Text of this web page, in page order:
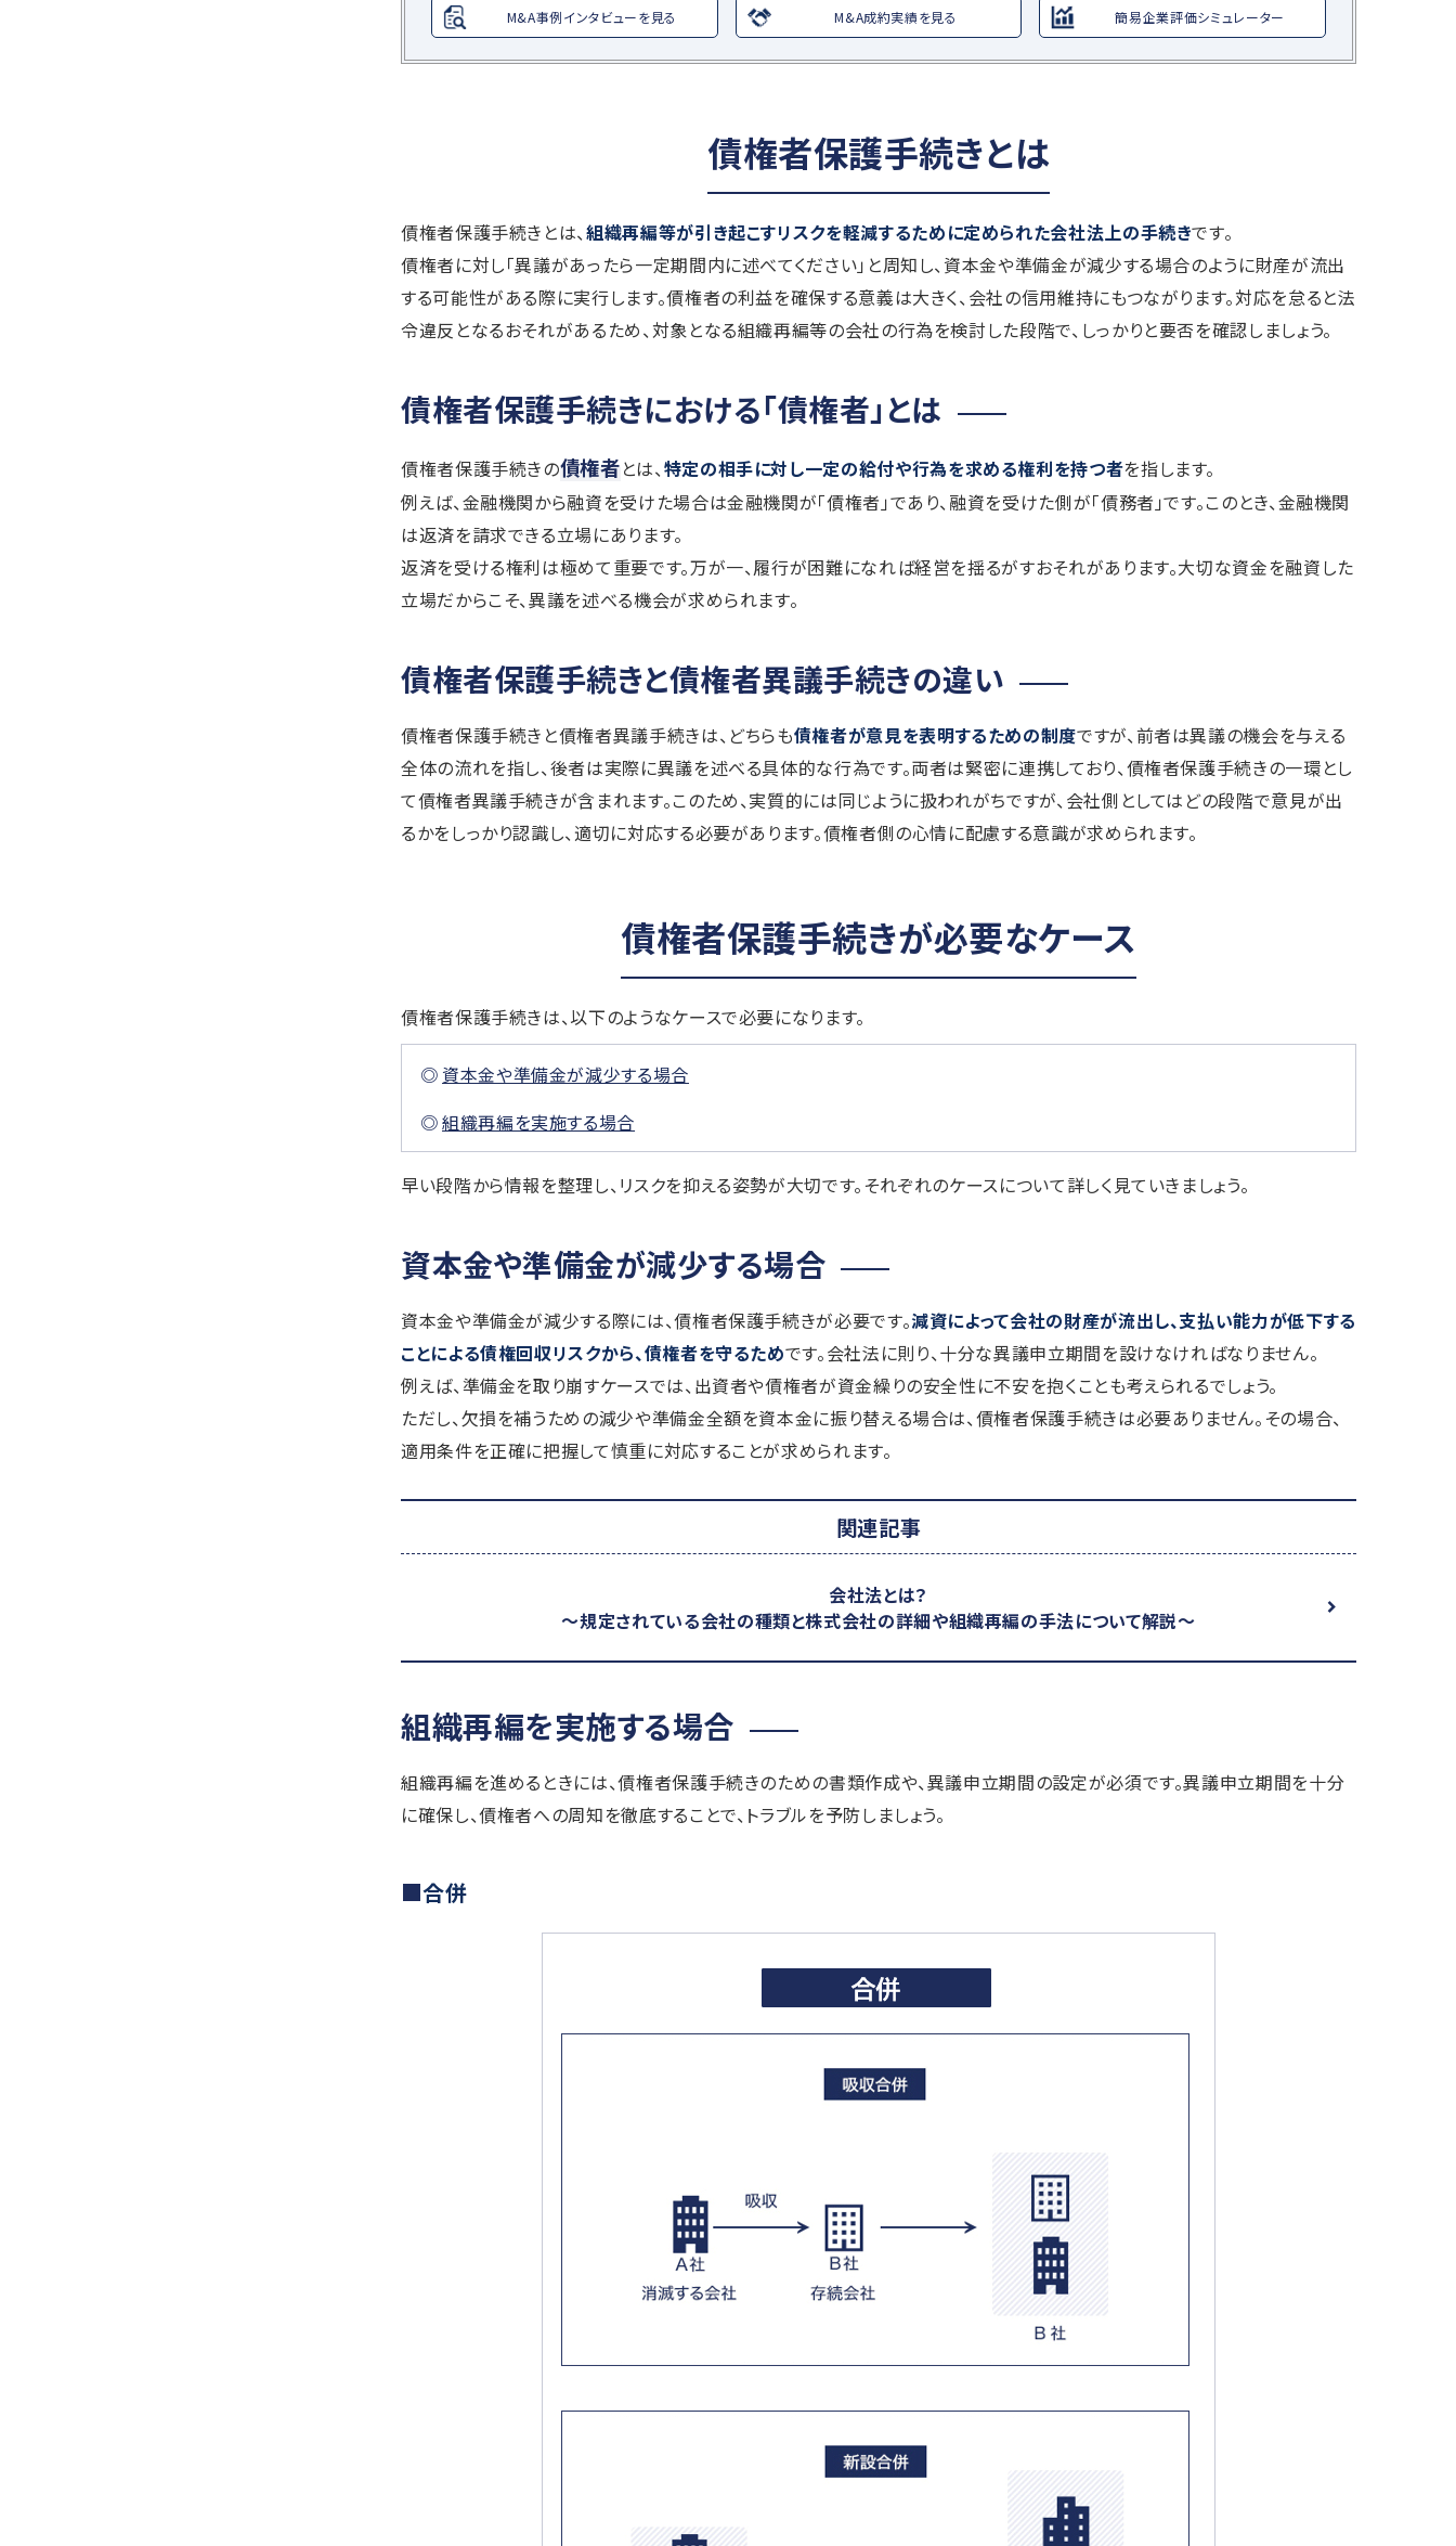
M&A事例インタビューを見る M&A成約実績を見る 簡易企業評価シミュレーター
債権者保護手続きとは
債権者保護手続きとは、組織再編等が引き起こすリスクを軽減するために定められた会社法上の手続きです。
債権者に対し「異議があったら一定期間内に述べてください」と周知し、資本金や準備金が減少する場合のように財産が流出
する可能性がある際に実行します。債権者の利益を確保する意義は大きく、会社の信用維持にもつながります。対応を怠ると法
令違反となるおそれがあるため、対象となる組織再編等の会社の行為を検討した段階で、しっかりと要否を確認しましょう。
債権者保護手続きにおける「債権者」とは
債権者保護手続きの債権者とは、特定の相手に対し一定の給付や行為を求める権利を持つ者を指します。
例えば、金融機関から融資を受けた場合は金融機関が「債権者」であり、融資を受けた側が「債務者」です。このとき、金融機関
は返済を請求できる立場にあります。
返済を受ける権利は極めて重要です。万が一、履行が困難になれば経営を揺るがすおそれがあります。大切な資金を融資した
立場だからこそ、異議を述べる機会が求められます。
債権者保護手続きと債権者異議手続きの違い
債権者保護手続きと債権者異議手続きは、どちらも債権者が意見を表明するための制度ですが、前者は異議の機会を与える
全体の流れを指し、後者は実際に異議を述べる具体的な行為です。両者は緊密に連携しており、債権者保護手続きの一環とし
て債権者異議手続きが含まれます。このため、実質的には同じように扱われがちですが、会社側としてはどの段階で意見が出
るかをしっかり認識し、適切に対応する必要があります。債権者側の心情に配慮する意識が求められます。
債権者保護手続きが必要なケース
債権者保護手続きは、以下のようなケースで必要になります。
資本金や準備金が減少する場合
組織再編を実施する場合
早い段階から情報を整理し、リスクを抑える姿勢が大切です。それぞれのケースについて詳しく見ていきましょう。
資本金や準備金が減少する場合
資本金や準備金が減少する際には、債権者保護手続きが必要です。減資によって会社の財産が流出し、支払い能力が低下する
ことによる債権回収リスクから、債権者を守るためです。会社法に則り、十分な異議申立期間を設けなければなりません。
例えば、準備金を取り崩すケースでは、出資者や債権者が資金繰りの安全性に不安を抱くことも考えられるでしょう。
ただし、欠損を補うための減少や準備金全額を資本金に振り替える場合は、債権者保護手続きは必要ありません。その場合、
適用条件を正確に把握して慎重に対応することが求められます。
関連記事
会社法とは？
～規定されている会社の種類と株式会社の詳細や組織再編の手法について解説～
組織再編を実施する場合
組織再編を進めるときには、債権者保護手続きのための書類作成や、異議申立期間の設定が必須です。異議申立期間を十分
に確保し、債権者への周知を徹底することで、トラブルを予防しましょう。
合併